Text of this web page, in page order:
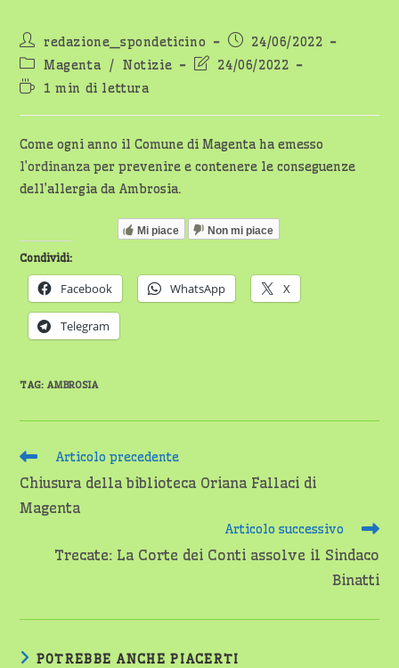
redazione_spondeticino
24/06/2022
Magenta / Notizie
24/06/2022
1 min di lettura
Come ogni anno il Comune di Magenta ha emesso
l’ordinanza per prevenire e contenere le conseguenze
dell’allergia da Ambrosia.
Mi piace Non mi piace
Condividi:
Facebook WhatsApp X
Telegram
TAG: AMBROSIA
Articolo precedente
Chiusura della biblioteca Oriana Fallaci di
Magenta
Articolo successivo
Trecate: La Corte dei Conti assolve il Sindaco
Binatti
POTREBBE ANCHE PIACERTI